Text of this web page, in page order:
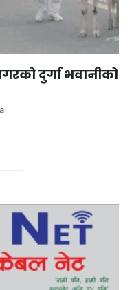
दुर्गा भवानीको